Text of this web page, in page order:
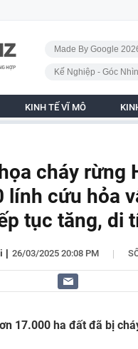
Made By Google
Kế Nghiệp - Góc
KINH TẾ VĨ MÔ
cháy rừng
lính cứu hỏa
tục tăng, di
26/03/2025 20:08 PM |
17.000 ha đất đã bị